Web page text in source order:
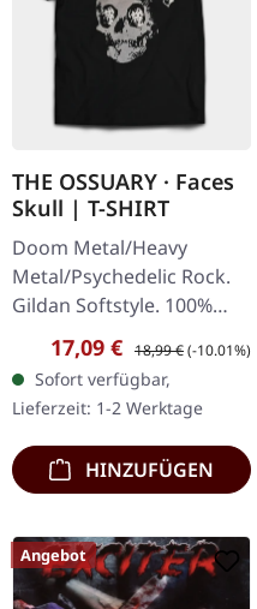
THE OSSUARY · Faces
Skull | T-SHIRT
Doom Metal/Heavy
Metal/Psychedelic Rock.
Gildan Softstyle. 100%
Baumwolle. Druck auf
Vorderseite.
Verkaufspreis:
17,09 € Regulärer Preis:
18,99 €(-10.01%)
Sofort verfügbar,
Lieferzeit: 1-2 Werktage
HINZUFÜGEN
Angebot